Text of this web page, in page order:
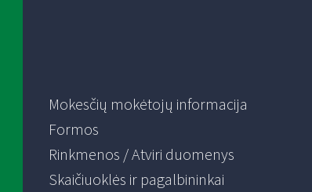
Mokesčių mokėtojų informacija
Formos
Rinkmenos / Atviri duomenys
Skaičiuoklės ir pagalbininkai